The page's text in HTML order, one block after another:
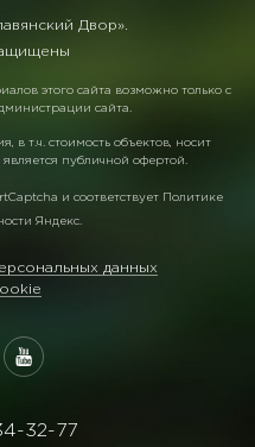
Двор».
этого сайта возможно только с
сайта.
в т.ч. стоимость объектов, носит
публичной офертой.
и соответствует Политике
Яндекс.
данных
32-77